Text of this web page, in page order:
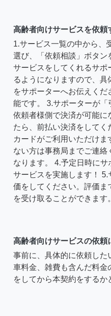
高齢者向けサービスを依頼
1.サービス一覧の中から、
選び、「依頼相談」ボタン
サービスをしてくれるサポ
るようになりますので、
をサポーターへお伝えく
能です。 3.サポーターが「
依頼者様側で決済が可能に
たら、前払い決済をしてく
カードがご利用いただけ
ない方は事務局までご連絡
なります。 4.予定日時に
サービスを実施します！
価をしてください。評価ま
を受け取ることができます。
高齢者向けサービスの依頼
事前に、具体的に依頼した
車料金、雑費も含んだ料金
をしてから本契約をするか